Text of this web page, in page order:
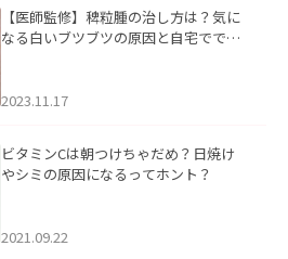
【医師監修】稗粒腫の治し方は？気に
なる白いブツブツの原因と自宅ででき
2023.11.17
ビタミンCは朝つけちゃだめ？日焼け
やシミの原因になるってホント？
2021.09.22